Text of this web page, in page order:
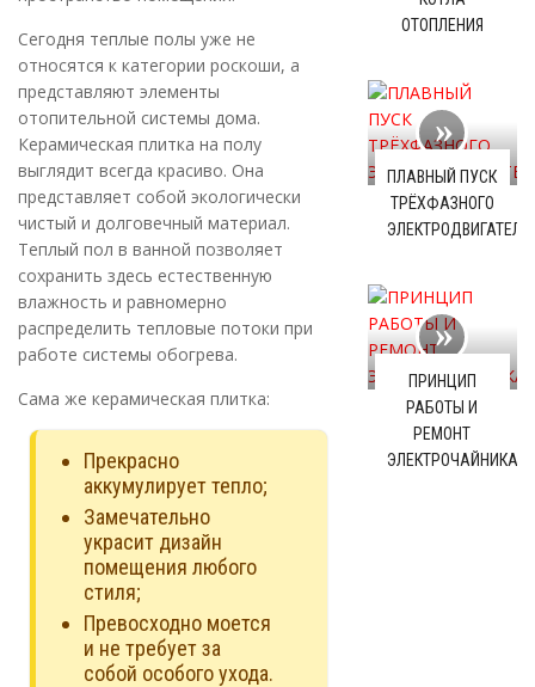
Сегодня теплые полы уже не
относятся к категории роскоши, а
представляют элементы
отопительной системы дома.
Керамическая плитка на полу
выглядит всегда красиво. Она
представляет собой экологически
чистый и долговечный материал.
Теплый пол в ванной позволяет
сохранить здесь естественную
влажность и равномерно
распределить тепловые потоки при
работе системы обогрева.
Сама же керамическая плитка:
Прекрасно
аккумулирует тепло;
Замечательно
украсит дизайн
помещения любого
стиля;
Превосходно моется
и не требует за
собой особого ухода.
ОТОПЛЕНИЯ
ПЛАВНЫЙ ПУСК
ТРЁХФАЗНОГО
ЭЛЕКТРОДВИГАТЕЛЯ
ПРИНЦИП
РАБОТЫ И
РЕМОНТ
ЭЛЕКТРОЧАЙНИКА